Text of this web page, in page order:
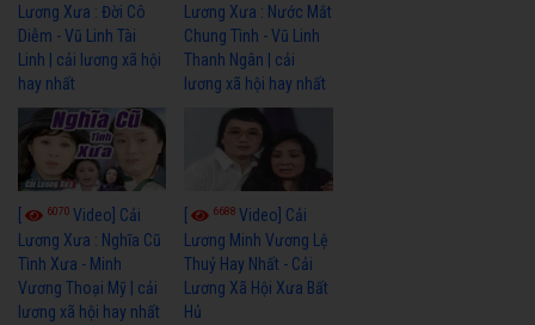
Lương Xưa : Đời Cô
Diễm - Vũ Linh Tài
Linh | cải lương xã hội
hay nhất
Lương Xưa : Nước Mắt
Chung Tình - Vũ Linh
Thanh Ngân | cải
lương xã hội hay nhất
6070 Video] Cải
Lương Xưa : Nghĩa Cũ
Tình Xưa - Minh
Vương Thoại Mỹ | cải
lương xã hội hay nhất
6688Video] Cải
Lương Minh Vương Lệ
Thuỷ Hay Nhất - Cải
Lương Xã Hội Xưa Bất
Hủ